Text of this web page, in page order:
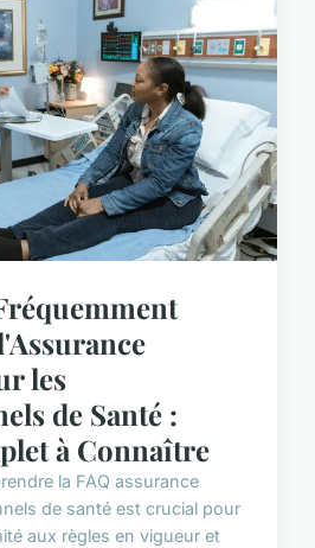
les
de Santé :
à Connaître
la FAQ assurance
de santé est crucial pour
aux règles en vigueur et